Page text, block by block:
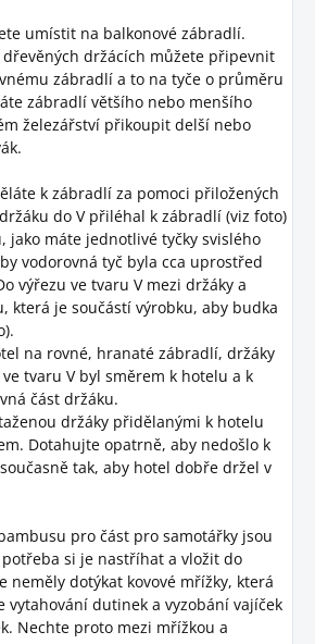
umístit na balkonové zábradlí.
dřevěných držácích můžete připevnit
zábradlí a to na tyče o průměru
zábradlí většího nebo menšího
železářství přikoupit delší nebo
k zábradlí za pomoci přiložených
do V přiléhal k zábradlí (viz foto)
jako máte jednotlivé tyčky svislého
vodorovná tyč byla cca uprostřed
výřezu ve tvaru V mezi držáky a
která je součástí výrobku, aby budka
na rovné, hranaté zábradlí, držáky
tvaru V byl směrem k hotelu a k
část držáku.
držáky přidělanými k hotelu
Dotahujte opatrně, aby nedošlo k
tak, aby hotel dobře držel v
pro část pro samotářky jsou
si je nastříhat a vložit do
neměly dotýkat kovové mřížky, která
vytahování dutinek a vyzobání vajíček
Nechte proto mezi mřížkou a